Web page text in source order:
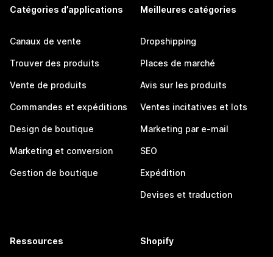
Catégories d’applications
Canaux de vente
Trouver des produits
Vente de produits
Commandes et expéditions
Design de boutique
Marketing et conversion
Gestion de boutique
Meilleures catégories
Dropshipping
Places de marché
Avis sur les produits
Ventes incitatives et lots
Marketing par e-mail
SEO
Expédition
Devises et traduction
Ressources Shopify